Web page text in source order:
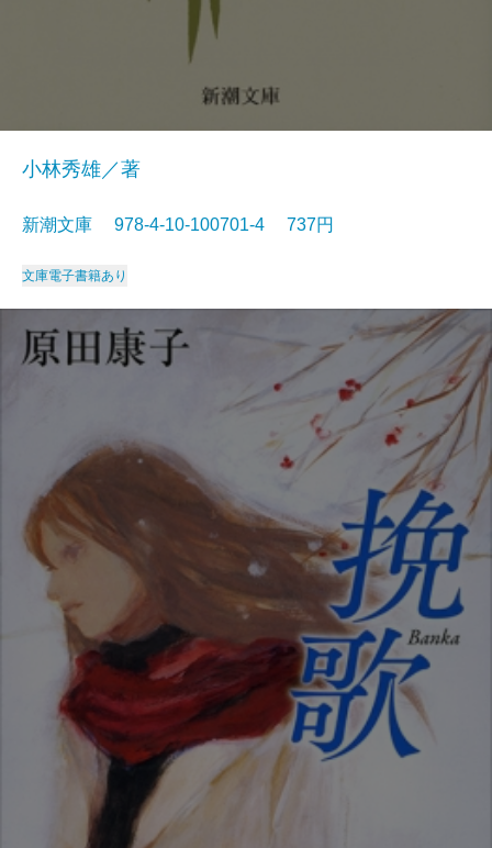
小林秀雄／著
新潮文庫 978-4-10-100701-4 737円
文庫電子書籍あり